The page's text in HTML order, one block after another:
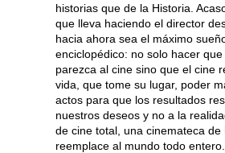
historias que de la Historia.
que lleva haciendo el director
hacia ahora sea el máximo
enciclopédico: no solo hacer
parezca al cine sino que el cine
vida, que tome su lugar, poder
actos para que los resultados
nuestros deseos y no a la
de cine total, una cinemateca de
reemplace al mundo todo entero.